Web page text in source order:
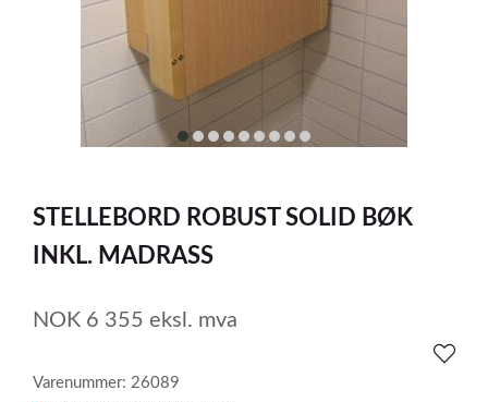
itemitemitemitemitemitemitemitemitem
of
9
STELLEBORD ROBUST SOLID BØK
INKL. MADRASS
NOK 6 355 eksl. mva
Varenummer: 26089